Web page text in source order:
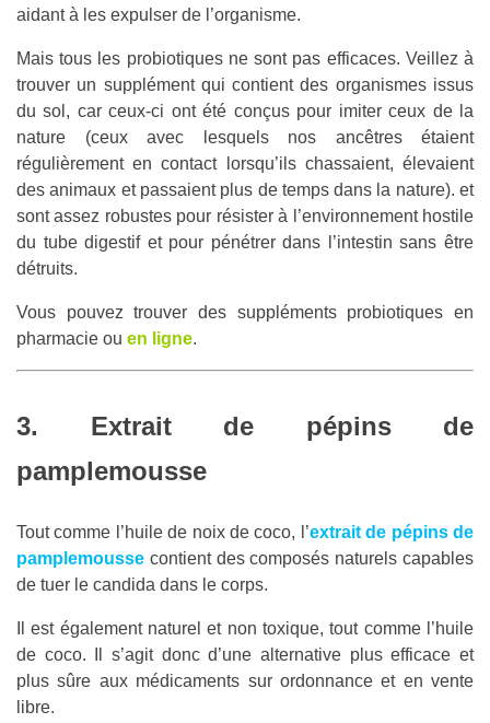
aidant à les expulser de l’organisme.
Mais tous les probiotiques ne sont pas efficaces. Veillez à
trouver un supplément qui contient des organismes issus
du sol, car ceux-ci ont été conçus pour imiter ceux de la
nature (ceux avec lesquels nos ancêtres étaient
régulièrement en contact lorsqu’ils chassaient, élevaient
des animaux et passaient plus de temps dans la nature). et
sont assez robustes pour résister à l’environnement hostile
du tube digestif et pour pénétrer dans l’intestin sans être
détruits.
Vous pouvez trouver des suppléments probiotiques en
pharmacie ou en ligne.
3. Extrait de pépins de
pamplemousse
Tout comme l’huile de noix de coco, l’extrait de pépins de
pamplemousse contient des composés naturels capables
de tuer le candida dans le corps.
Il est également naturel et non toxique, tout comme l’huile
de coco. Il s’agit donc d’une alternative plus efficace et
plus sûre aux médicaments sur ordonnance et en vente
libre.